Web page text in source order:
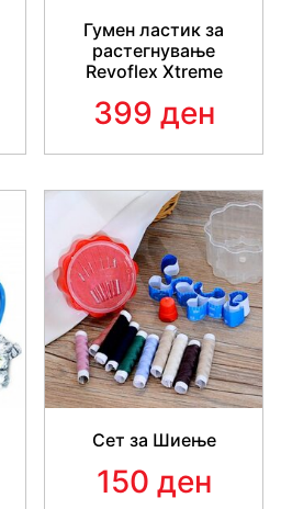
Гумен ластик за
растегнување
Revoflex Xtreme
399 ден
Сет за Шиење
150 ден